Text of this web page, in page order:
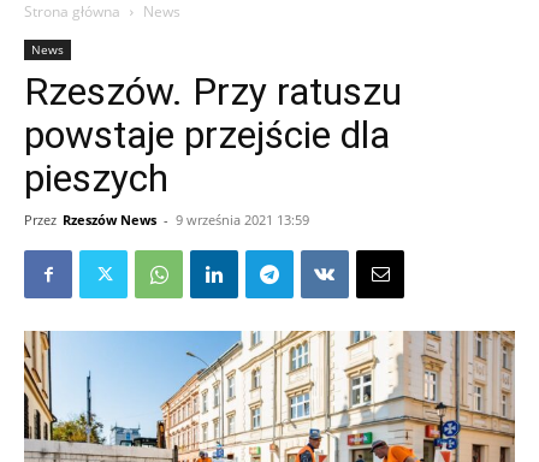
Strona główna News
News
Rzeszów. Przy ratuszu
powstaje przejście dla
pieszych
Przez Rzeszów News - 9 września 2021 13:59